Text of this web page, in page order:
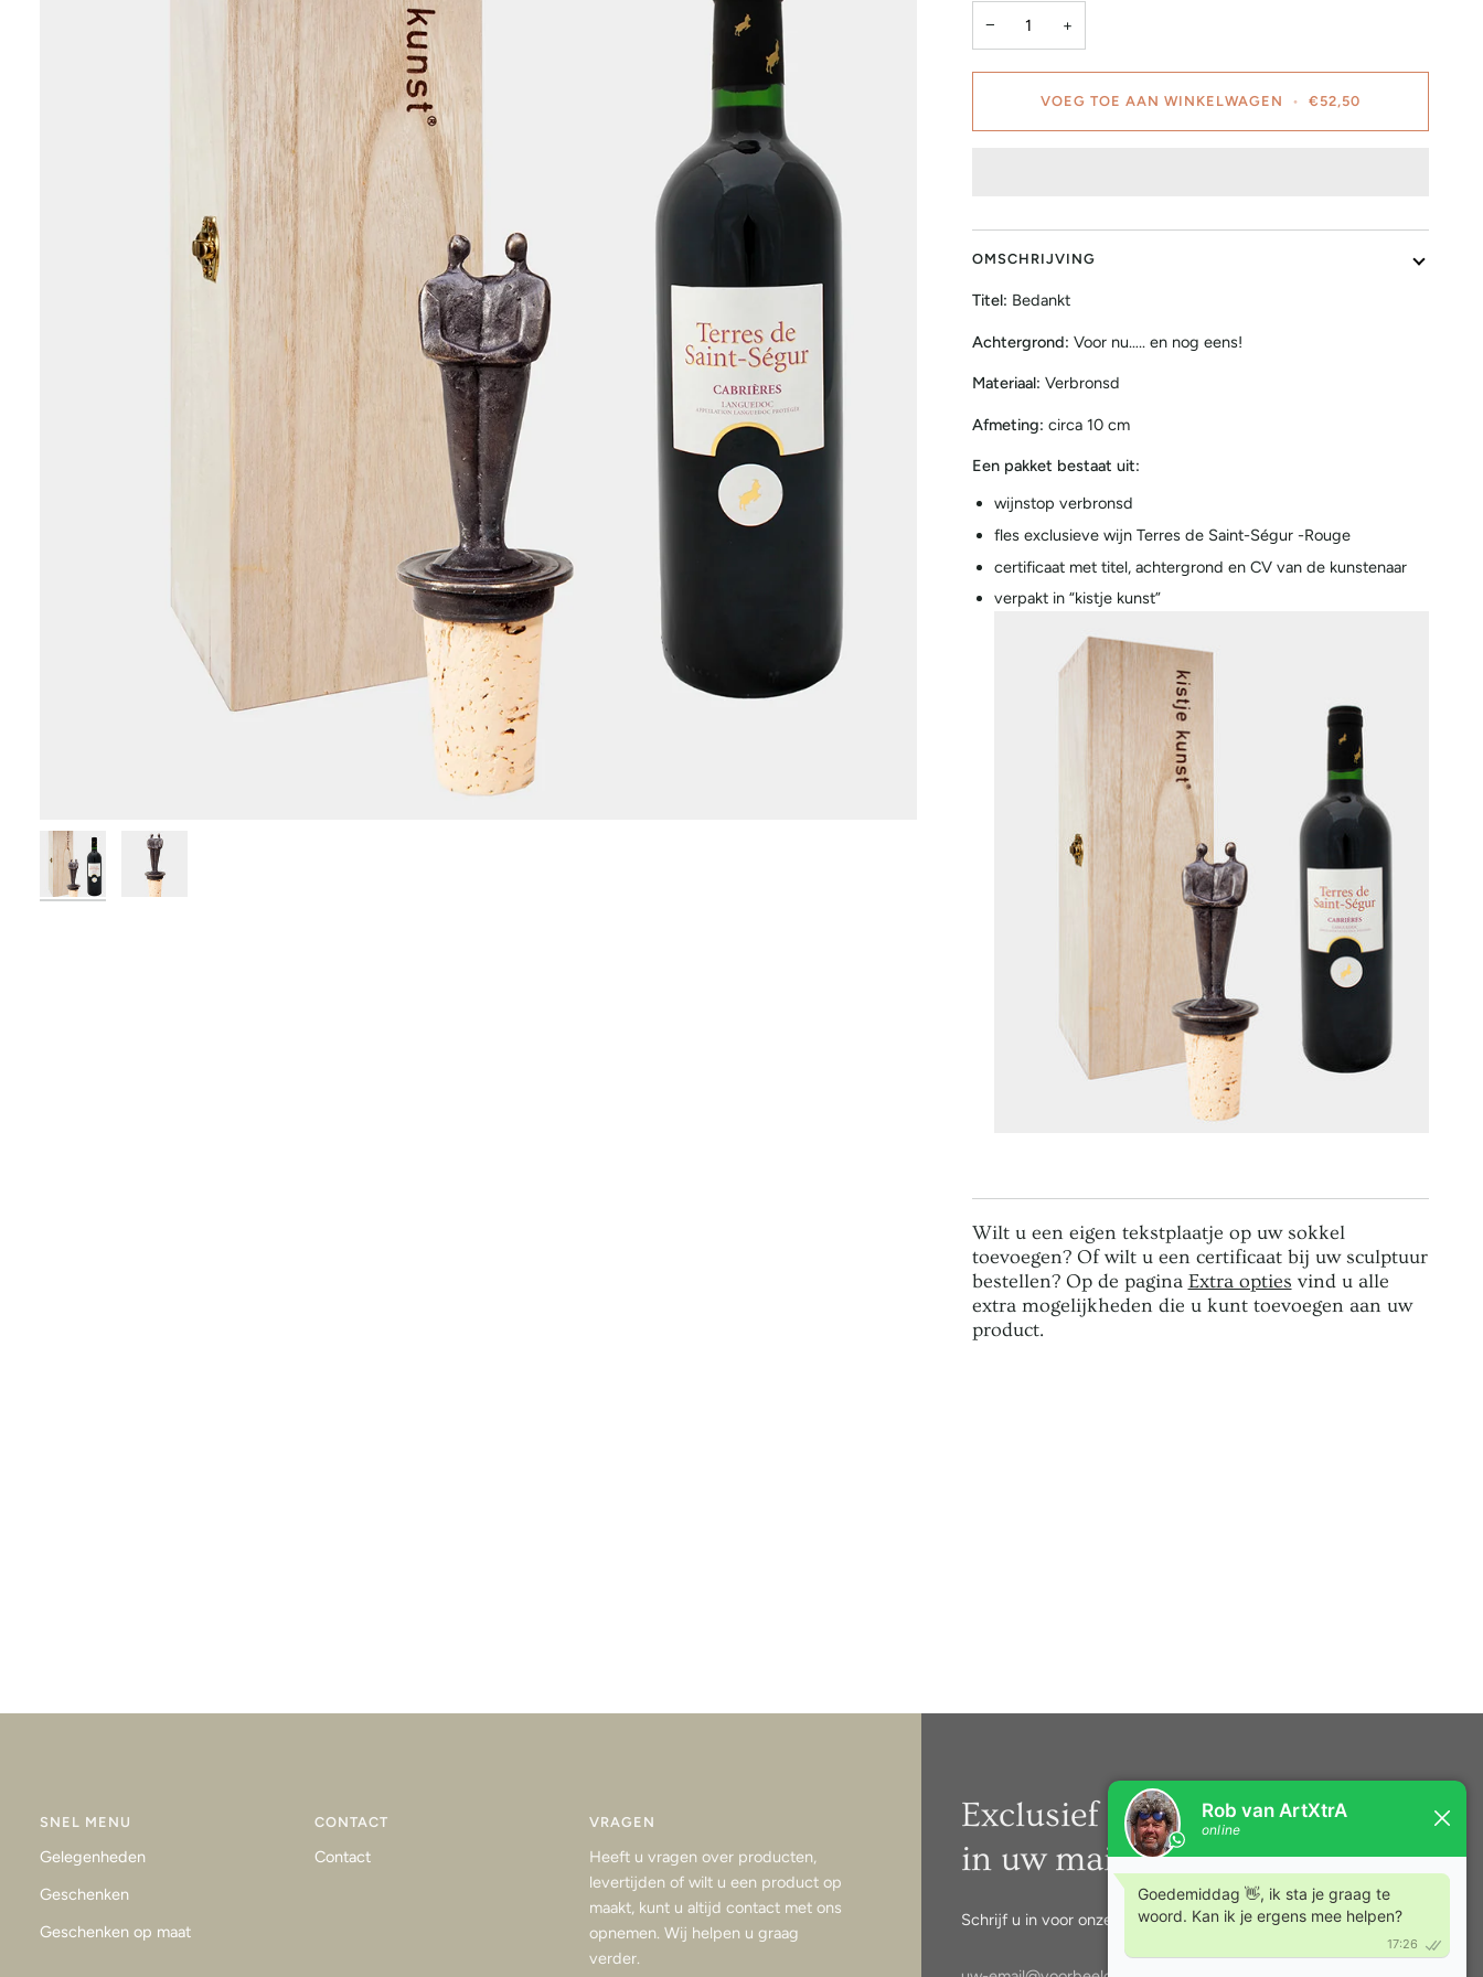
− +
VOEG TOE AAN WINKELWAGEN • €52,50
OMSCHRIJVING
Titel: Bedankt
Achtergrond: Voor nu….. en nog eens!
Materiaal: Verbronsd
Afmeting: circa 10 cm
Een pakket bestaat uit:
wijnstop verbronsd
fles exclusieve wijn Terres de Saint-Ségur -Rouge
certificaat met titel, achtergrond en CV van de kunstenaar
verpakt in “kistje kunst”
Wilt u een eigen tekstplaatje op uw sokkel
toevoegen? Of wilt u een certificaat bij uw sculptuur
bestellen? Op de pagina Extra opties vind u alle
extra mogelijkheden die u kunt toevoegen aan uw
product.
Exclusief nieuws rechtstreeks
in uw mail.
Schrijf u in voor onze nieuwsbrief.
SNEL MENU
Gelegenheden
Geschenken
Geschenken op maat
CONTACT
Contact
VRAGEN
Heeft u vragen over producten,
levertijden of wilt u een product op
maakt, kunt u altijd contact met ons
opnemen. Wij helpen u graag
verder.